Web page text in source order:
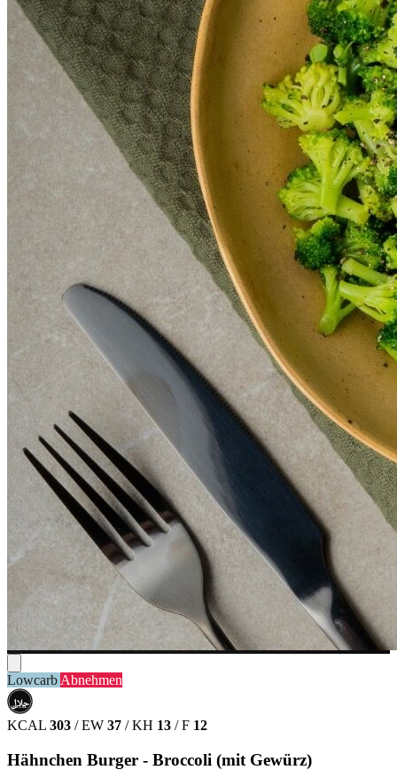
Lowcarb Abnehmen
حلال
HALAL
KCAL 303 / EW 37 / KH 13 / F 12
Hähnchen Burger - Broccoli (mit Gewürz)